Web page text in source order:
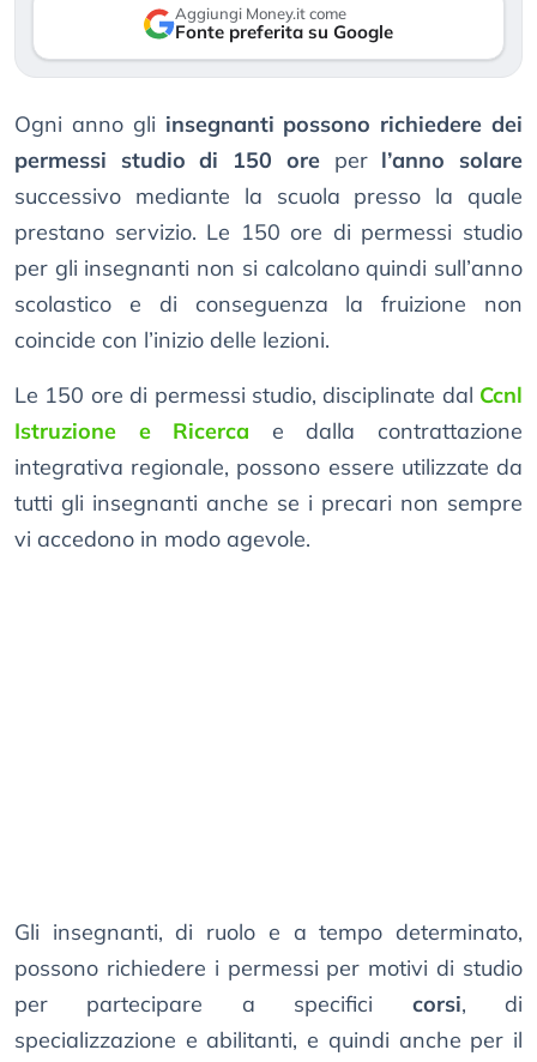
Aggiungi Money.it come
Fonte preferita su Google
Ogni anno gli insegnanti possono richiedere dei
permessi studio di 150 oreper l’anno solare
successivo mediante la scuola presso la quale
prestano servizio. Le 150 ore di permessi studio
per gli insegnanti non si calcolano quindi sull’anno
scolastico e di conseguenza la fruizione non
coincide con l’inizio delle lezioni.
Le 150 ore di permessi studio, disciplinate dal Ccnl
Istruzione e Ricerca e dalla contrattazione
integrativa regionale, possono essere utilizzate da
tutti gli insegnanti anche se i precari non sempre
vi accedono in modo agevole.
Gli insegnanti, di ruolo e a tempo determinato,
possono richiedere i permessi per motivi di studio
per partecipare a specifici corsi, di
specializzazione e abilitanti, e quindi anche per il